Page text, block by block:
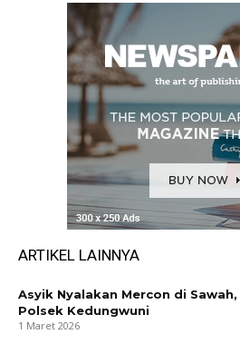
ARTIKEL LAINNYA
Asyik Nyalakan Mercon di
Polsek Kedungwuni
1 Maret 2026